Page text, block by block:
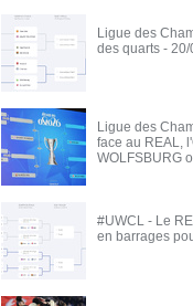
Ligue des
des quarts - 20/
Ligue des
face au REAL,
WOLFSBURG
#UWCL - Le
en barrages